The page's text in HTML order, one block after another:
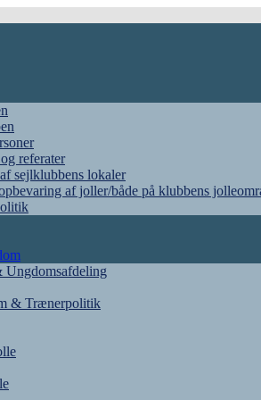
referater
sejlklubbens lokaler
af joller/både på klubbens
Ungdomsafdeling
& Trænerpolitik